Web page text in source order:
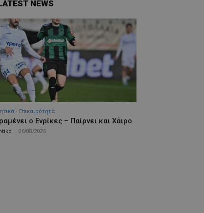
NEWS
- Επικαιρότητα
ο Ενρίκες – Παίρνει και Χάιρο
06/08/2026